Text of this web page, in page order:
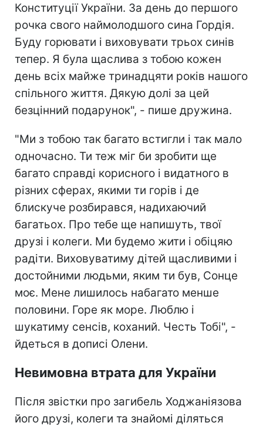
Конституції України. За день до першого
рочка свого наймолодшого сина Гордія.
Буду горювати і виховувати трьох синів
тепер. Я була щаслива з тобою кожен
день всіх майже тринадцяти років нашого
спільного життя. Дякую долі за цей
безцінний подарунок", - пише дружина.
"Ми з тобою так багато встигли і так мало
одночасно. Ти теж міг би зробити ще
багато справді корисного і видатного в
різних сферах, якими ти горів і де
блискуче розбирався, надихаючий
багатьох. Про тебе ще напишуть, твої
друзі і колеги. Ми будемо жити і обіцяю
радіти. Виховуватиму дітей щасливими і
достойними людьми, яким ти був, Сонце
моє. Мене лишилось набагато менше
половини. Горе як море. Люблю і
шукатиму сенсів, коханий. Честь Тобі", -
йдеться в дописі Олени.
Невимовна втрата для України
Після звістки про загибель Ходжаніязова
його друзі, колеги та знайомі діляться